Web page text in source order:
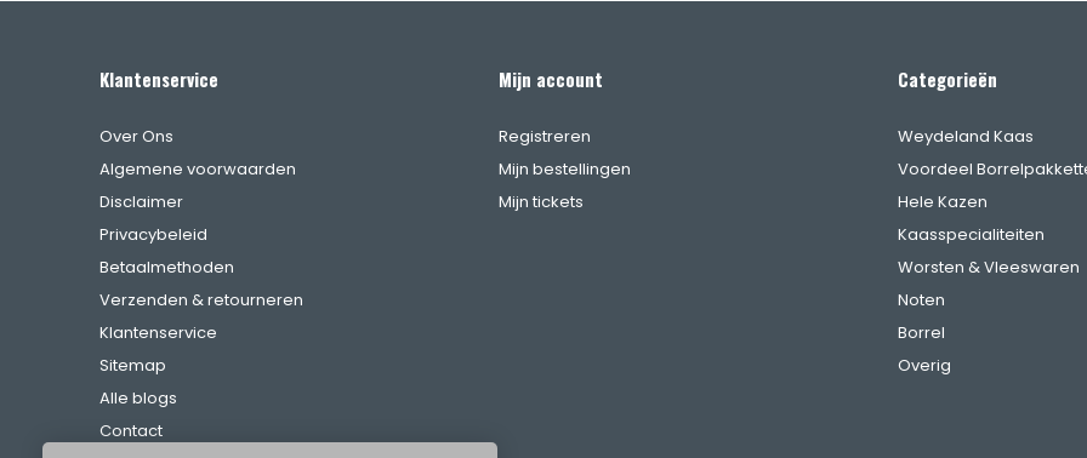
Klantenservice
Over Ons
Algemene voorwaarden
Disclaimer
Privacybeleid
Betaalmethoden
Verzenden & retourneren
Klantenservice
Sitemap
Alle blogs
Contact
Mijn account
Registreren
Mijn bestellingen
Mijn tickets
Categorieën
Weydeland Kaas
Voordeel
Hele Kazen
Kaasspecialiteiten
Worsten & Vleeswaren
Noten
Borrel
Overig